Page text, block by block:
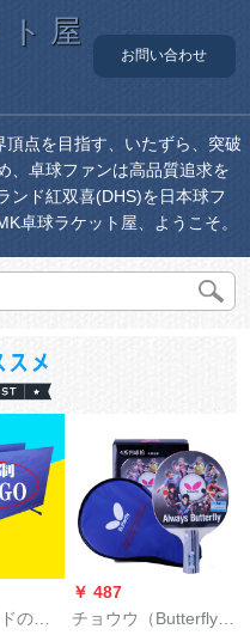
屋
お問い合わせ
点を目指す、いたずら、突破
、卓球ファンは高品質追求を
ンド紅双喜(DHS)を日本球フ
卓球ラケット屋、ようこそ。
の
￥ 487
チョウウ（Butterfly）